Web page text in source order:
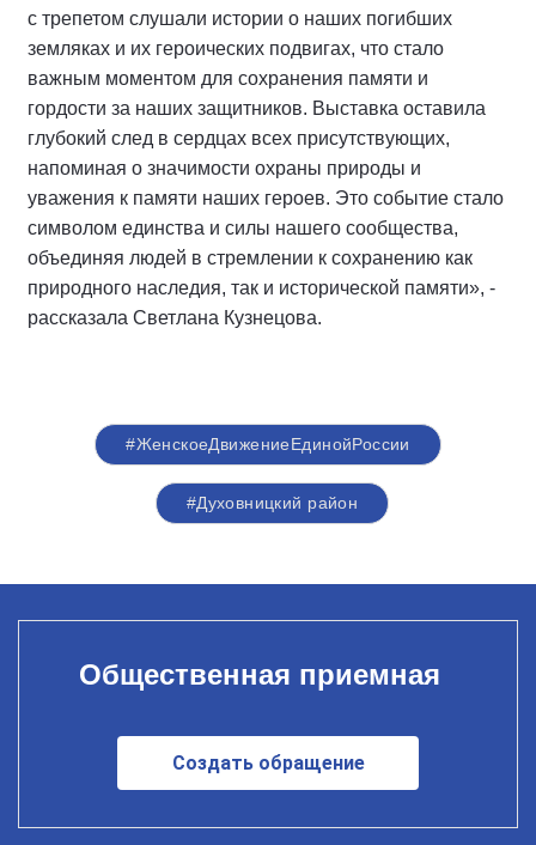
с трепетом слушали истории о наших погибших
земляках и их героических подвигах, что стало
важным моментом для сохранения памяти и
гордости за наших защитников. Выставка оставила
глубокий след в сердцах всех присутствующих,
напоминая о значимости охраны природы и
уважения к памяти наших героев. Это событие стало
символом единства и силы нашего сообщества,
объединяя людей в стремлении к сохранению как
природного наследия, так и исторической памяти», -
рассказала Светлана Кузнецова.
#ЖенскоеДвижениеЕдинойРоссии
#Духовницкий район
Общественная приемная
Создать обращение